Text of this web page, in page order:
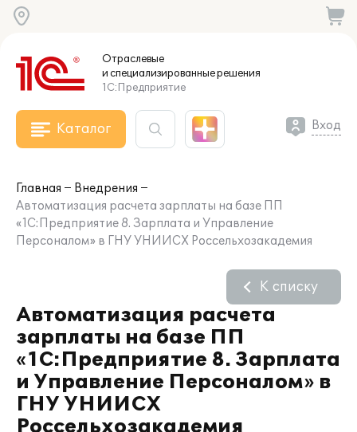
Отраслевые
и специализированныерешения
1С:Предприятие
Каталог Вход
Главная
Внедрения
Автоматизация расчета зарплаты на базе ПП
«1С:Предприятие 8. Зарплата и Управление
Персоналом» в ГНУ УНИИСХ Россельхозакадемия
Автоматизация расчета
зарплаты на базе ПП
«1С:Предприятие 8. Зарплата
и Управление Персоналом» в
ГНУ УНИИСХ
Россельхозакадемия
К списку